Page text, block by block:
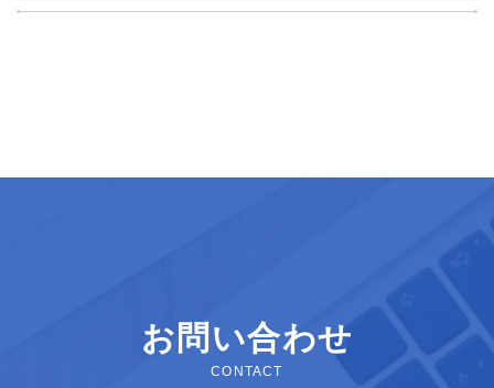
お問い合わせ
CONTACT